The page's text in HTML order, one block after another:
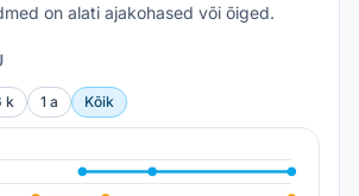
on alati ajakohased või õiged.
k 1 a Kõik